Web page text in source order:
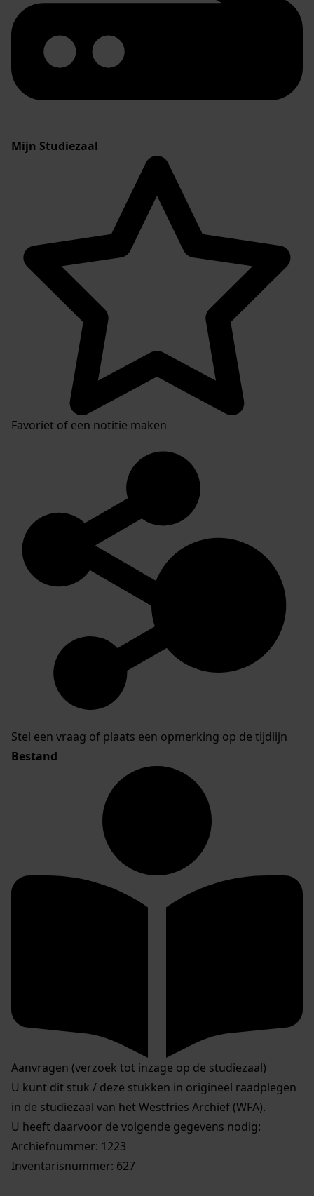
Mijn Studiezaal
Favoriet of een notitie maken
Stel een vraag of plaats een opmerking op de tijdlijn
Bestand
Aanvragen (verzoek tot inzage op de studiezaal)
U kunt dit stuk / deze stukken in origineel raadplegen
in de studiezaal van het Westfries Archief (WFA).
U heeft daarvoor de volgende gegevens nodig:
Archiefnummer: 1223
Inventarisnummer: 627